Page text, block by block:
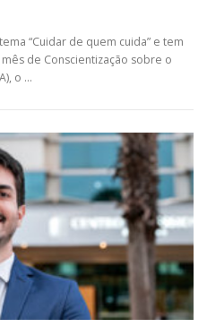
“Cuidar de quem cuida” e tem
de Conscientização sobre o
o …